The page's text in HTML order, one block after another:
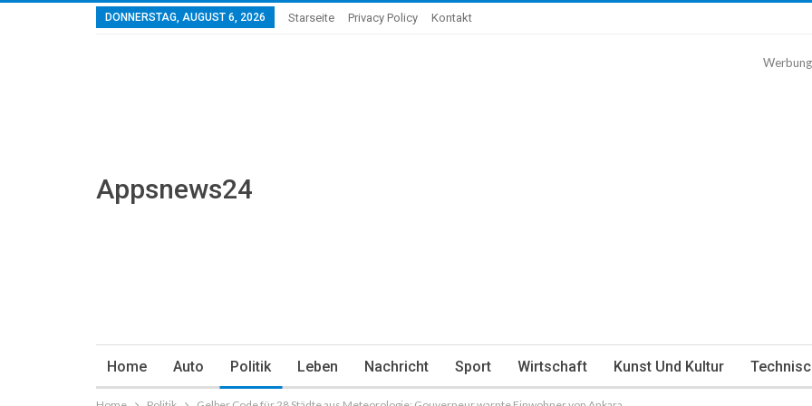
DONNERSTAG, AUGUST 6, 2026 Starseite Privacy Policy Kontakt
Appsnews24
Werbung
Home Auto Politik Leben Nachricht Sport Wirtschaft Kunst Und Kultur